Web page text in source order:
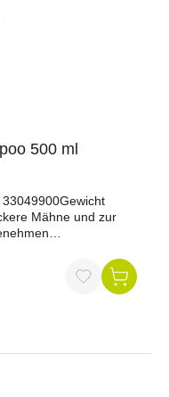
500 ml
Mähne und zur
!